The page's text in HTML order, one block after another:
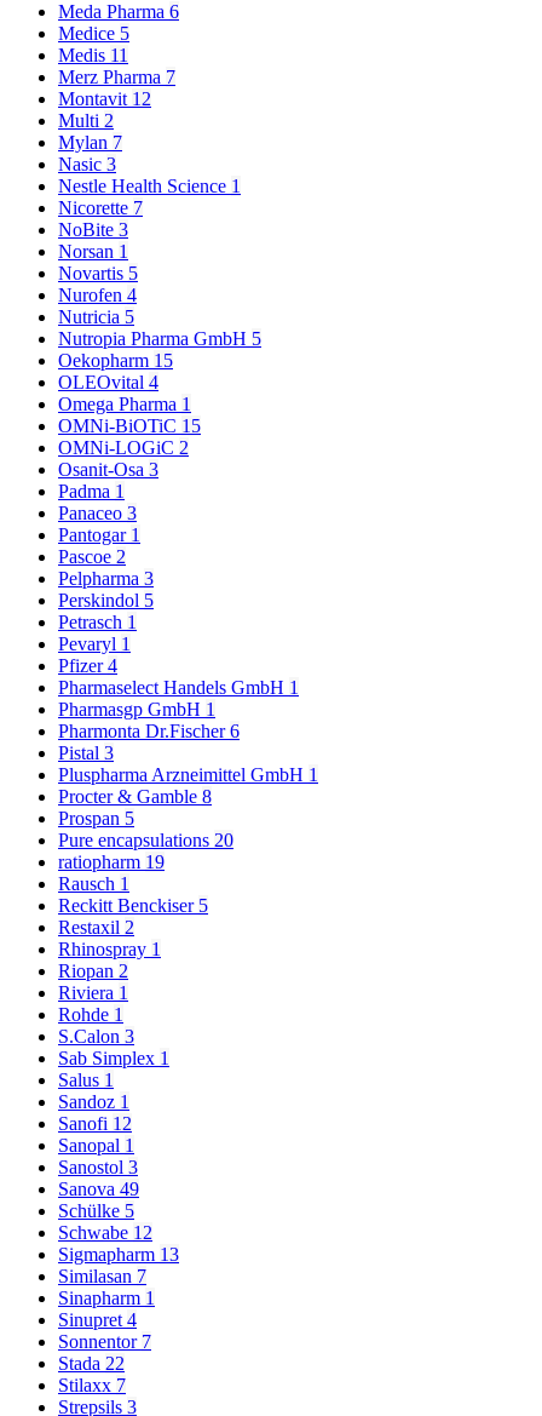
Meda Pharma 6
Medice 5
Medis 11
Merz Pharma 7
Montavit 12
Multi 2
Mylan 7
Nasic 3
Nestle Health Science 1
Nicorette 7
NoBite 3
Norsan 1
Novartis 5
Nurofen 4
Nutricia 5
Nutropia Pharma GmbH 5
Oekopharm 15
OLEOvital 4
Omega Pharma 1
OMNi-BiOTiC 15
OMNi-LOGiC 2
Osanit-Osa 3
Padma 1
Panaceo 3
Pantogar 1
Pascoe 2
Pelpharma 3
Perskindol 5
Petrasch 1
Pevaryl 1
Pfizer4
Pharmaselect Handels GmbH 1
Pharmasgp GmbH 1
Pharmonta Dr.Fischer6
Pistal 3
Pluspharma Arzneimittel GmbH 1
Procter & Gamble 8
Prospan 5
Pure encapsulations 20
ratiopharm 19
Rausch 1
Reckitt Benckiser 5
Restaxil 2
Rhinospray 1
Riopan 2
Riviera 1
Rohde 1
S.Calon 3
Sab Simplex 1
Salus 1
Sandoz 1
Sanofi 12
Sanopal 1
Sanostol 3
Sanova 49
Schülke 5
Schwabe 12
Sigmapharm 13
Similasan 7
Sinapharm 1
Sinupret 4
Sonnentor 7
Stada 22
Stilaxx 7
Strepsils 3